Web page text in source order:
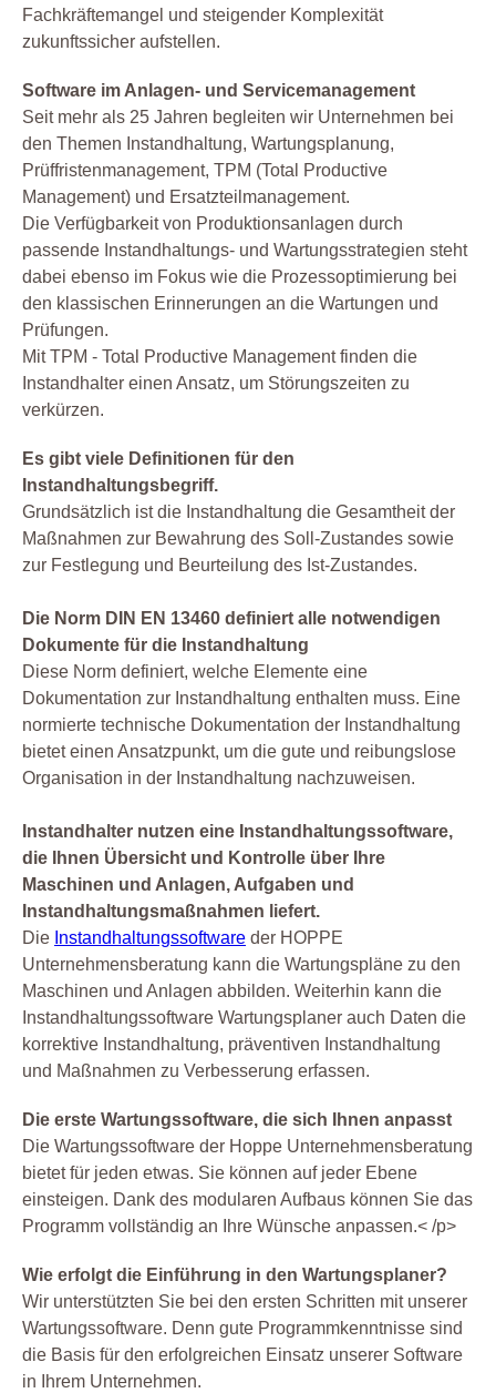
Fachkräftemangel und steigender Komplexität
zukunftssicher aufstellen.
Software im Anlagen- und Servicemanagement
Seit mehr als 25 Jahren begleiten wir Unternehmen bei
den Themen Instandhaltung, Wartungsplanung,
Prüffristenmanagement, TPM (Total Productive
Management) und Ersatzteilmanagement.
Die Verfügbarkeit von Produktionsanlagen durch
passende Instandhaltungs- und Wartungsstrategien steht
dabei ebenso im Fokus wie die Prozessoptimierung bei
den klassischen Erinnerungen an die Wartungen und
Prüfungen.
Mit TPM - Total Productive Management finden die
Instandhalter einen Ansatz, um Störungszeiten zu
verkürzen.
Es gibt viele Definitionen für den
Instandhaltungsbegriff.
Grundsätzlich ist die Instandhaltung die Gesamtheit der
Maßnahmen zur Bewahrung des Soll-Zustandes sowie
zur Festlegung und Beurteilung des Ist-Zustandes.
Die Norm DIN EN 13460 definiert alle notwendigen
Dokumente für die Instandhaltung
Diese Norm definiert, welche Elemente eine
Dokumentation zur Instandhaltung enthalten muss. Eine
normierte technische Dokumentation der Instandhaltung
bietet einen Ansatzpunkt, um die gute und reibungslose
Organisation in der Instandhaltung nachzuweisen.
Instandhalter nutzen eine Instandhaltungssoftware,
die Ihnen Übersicht und Kontrolle über Ihre
Maschinen und Anlagen, Aufgaben und
Instandhaltungsmaßnahmen liefert.
Die Instandhaltungssoftware der HOPPE
Unternehmensberatung kann die Wartungspläne zu den
Maschinen und Anlagen abbilden. Weiterhin kann die
Instandhaltungssoftware Wartungsplaner auch Daten die
korrektive Instandhaltung, präventiven Instandhaltung
und Maßnahmen zu Verbesserung erfassen.
Die erste Wartungssoftware, die sich Ihnen anpasst
Die Wartungssoftware der Hoppe Unternehmensberatung
bietet für jeden etwas. Sie können auf jeder Ebene
einsteigen. Dank des modularen Aufbaus können Sie das
Programm vollständig an Ihre Wünsche anpassen.< /p>
Wie erfolgt die Einführung in den Wartungsplaner?
Wir unterstützten Sie bei den ersten Schritten mit unserer
Wartungssoftware. Denn gute Programmkenntnisse sind
die Basis für den erfolgreichen Einsatz unserer Software
in Ihrem Unternehmen.